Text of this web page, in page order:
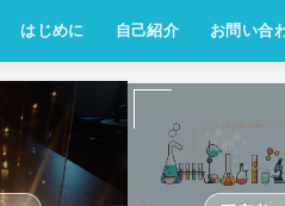
はじめに 自己紹介 お問い合